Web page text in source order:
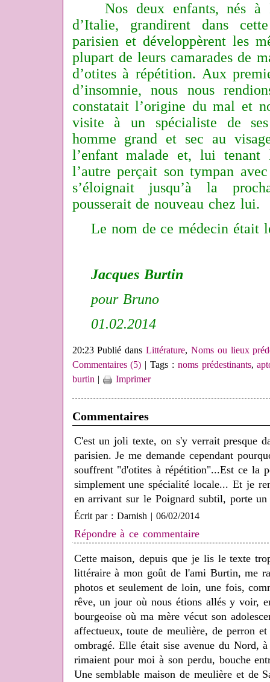
Nos deux enfants, nés à
d’Italie, grandirent dans
parisien et développèrent les
plupart de leurs camarades de
d’otites à répétition. Aux
d’insomnie, nous nous
constatait l’origine du mal et
visite à un spécialiste de
homme grand et sec au
l’enfant malade et, lui
l’autre perçait son tympan
s’éloignait jusqu’à la
pousserait de nouveau chez lui.
Le nom de ce médecin était
Jacques Burtin
pour Bruno
01.02.2014
20:23 Publié dansLittérature, Noms ou lieux
Commentaires (5) | Tags : noms prédestinants,
burtin| Imprimer
Commentaires
C'est un joli texte, on s'y verrait presque
parisien. Je me demande cependant
souffrent "d'otites à répétition"...Est ce la
simplement une spécialité locale... Et je
en arrivant sur le Poignard subtil, porte
Écrit par : Darnish | 06/02/2014
Répondre à ce commentaire
Cette maison, depuis que je lis le texte
littéraire à mon goût de l'ami Burtin, me
photos et seulement de loin, une fois,
rêve, un jour où nous étions allés y voir,
bourgeoise où ma mère vécut son
affectueux, toute de meulière, de perron
ombragé. Elle était sise avenue du Nord,
rimaient pour moi à son perdu, bouche
Une semblable maison de meulière et de